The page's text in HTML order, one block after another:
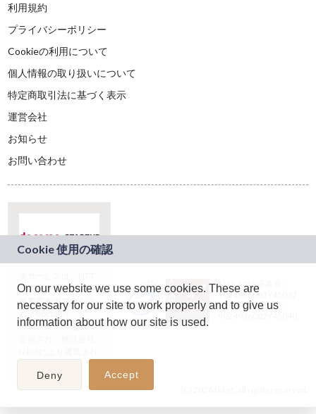
On our website we use some cookies. These are
necessary for our site to work properly and to give us
information about how our site is used.
Deny Accept
利用規約
プライバシーポリシー
Cookieの利用について
個人情報の取り扱いについて
特定商取引法に基づく表示
運営会社
お知らせ
お問い合わせ
ドコモグループの新
規事業創出プログラ
ム「docomo
STARTUP」を通じて
JASRAC許諾番号：
9024936001Y45037
JASRAC許諾番号：